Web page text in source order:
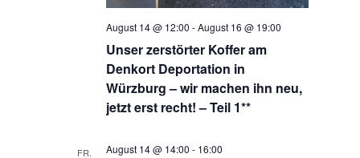
Unser zerstörter Koffer am
Denkort Deportation in
Würzburg – wir machen ihn neu,
jetzt erst recht! – Teil 1**
August 14 @ 12:00 -August 16 @ 19:00
FR. August 14 @ 14:00 - 16:00